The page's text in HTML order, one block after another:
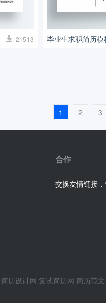
21513 毕业生求职简历模
1 2 3
合作
交换友情链接
简历设计网 复试简历网 简历范文